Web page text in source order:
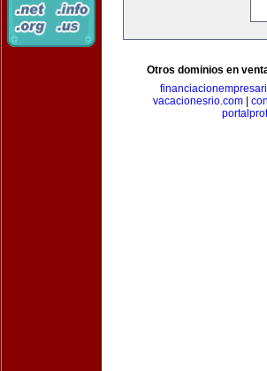
Otros dominios en
vacacionesrio.com